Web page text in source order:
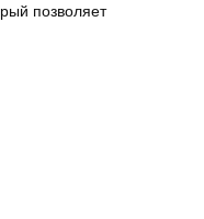
позволяет